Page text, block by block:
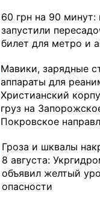
60 грн на 90 минут:
запустили
билет для метро и
Мавики, зарядные
аппараты для
Христианский
груз на
Покровское
Гроза и шквалы
8 августа:
объявил желтый
опасности